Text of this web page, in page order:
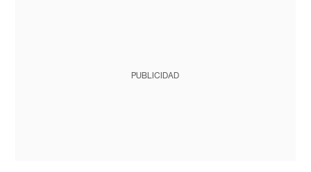
PUBLICIDAD